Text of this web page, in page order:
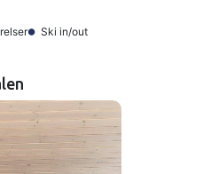
Ski in/out